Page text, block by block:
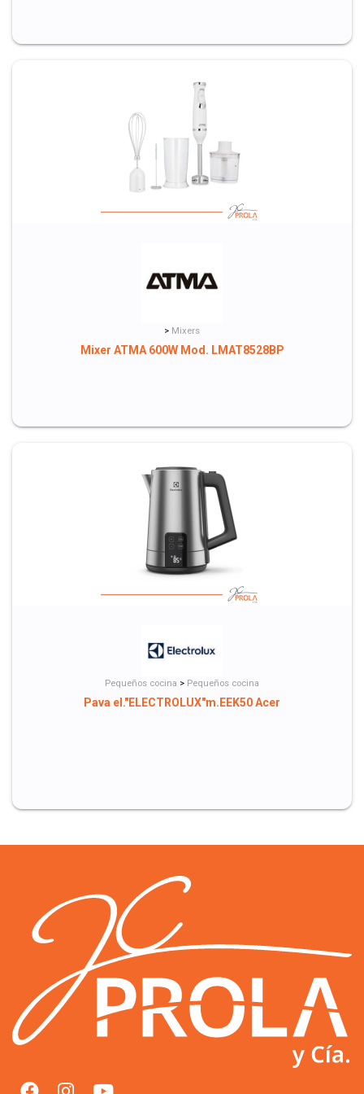
> Mixers
Mixer ATMA 600W Mod. LMAT8528BP
Pequeños cocina > Pequeños cocina
Pava el."ELECTROLUX"m.EEK50 Acer